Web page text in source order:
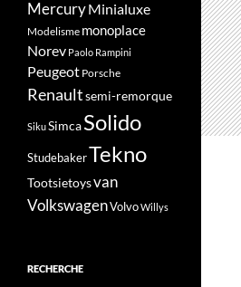
MercuryMinialuxe
Modelisme monoplace
Norev Paolo Rampini
Peugeot Porsche
Renaultsemi-remorque
SikuSimcaSolido
StudebakerTekno
Tootsietoysvan
VolkswagenVolvoWillys
RECHERCHE